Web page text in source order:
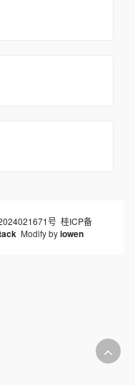
号 桂ICP备
Modify byiowen